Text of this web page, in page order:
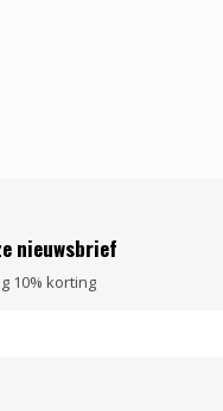
nieuwsbrief
10% korting